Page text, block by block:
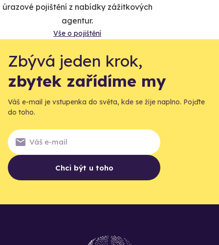
úrazové pojištění z nabídky zážitkových
agentur.
Vše o pojištění
Zbývá jeden krok,
zbytek zařídíme my
Váš e-mail je vstupenka do světa, kde se žije naplno. Pojďte
do toho.
Chci být u toho